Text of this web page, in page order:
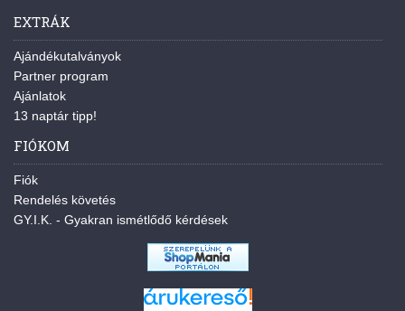
EXTRÁK
Ajándékutalványok
Partner program
Ajánlatok
13 naptár tipp!
FIÓKOM
Fiók
Rendelés követés
GY.I.K. - Gyakran ismétlődő kérdések